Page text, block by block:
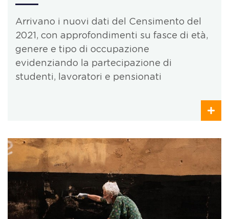
Arrivano i nuovi dati del Censimento del
2021, con approfondimenti su fasce di età,
genere e tipo di occupazione
evidenziando la partecipazione di
studenti, lavoratori e pensionati